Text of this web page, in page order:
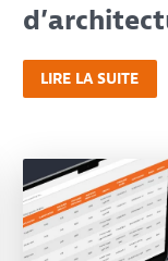
LIRE LA SUITE